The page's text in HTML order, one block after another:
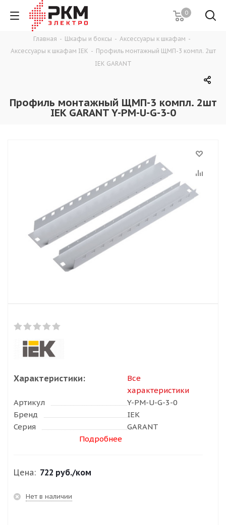
0
Главная - Шкафы и боксы - Аксессуары к шкафам -
Аксессуары к шкафам IEK - Профиль монтажный ЩМП-3 компл. 2шт
IEK GARANT
Профиль монтажный ЩМП-3 компл. 2шт
IEK GARANT Y-PM-U-G-3-0
Характеристики:
Все
характеристики
Артикул
Y-PM-U-G-3-0
Бренд
IEK
Серия
GARANT
Подробнее
Цена: 722 руб./ком
Нет в наличии